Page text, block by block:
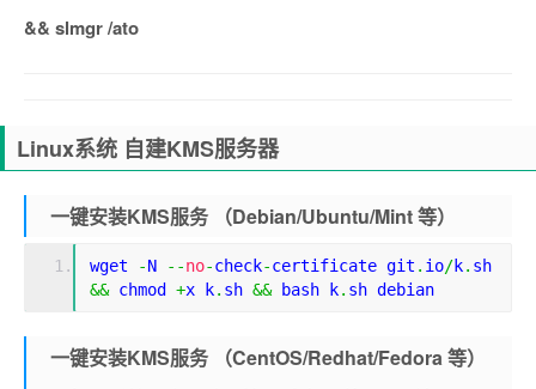
&& slmgr /ato
Linux系统 自建KMS服务器
一键安装KMS服务 （Debian/Ubuntu/Mint 等）
wget -N --no-check-certificate git . io/k.
&& chmod +x k. sh && bash k. sh debian
一键安装KMS服务 （CentOS/Redhat/Fedora 等）